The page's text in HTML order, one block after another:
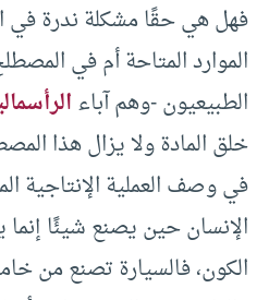
فهل هي حقًا مشكلة ندرة في
الموارد المتاحة أم في
الطبيعيون -وهم آباء
خلق المادة ولا يزال هذا
في وصف العملية الإنتاجية
الإنسان حين يصنع شيئًا
الكون، فالسيارة تصنع من